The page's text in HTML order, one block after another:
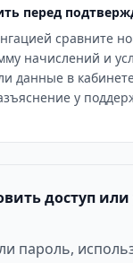
перед
сравните
начислений и
данные в
у
доступ
пароль,